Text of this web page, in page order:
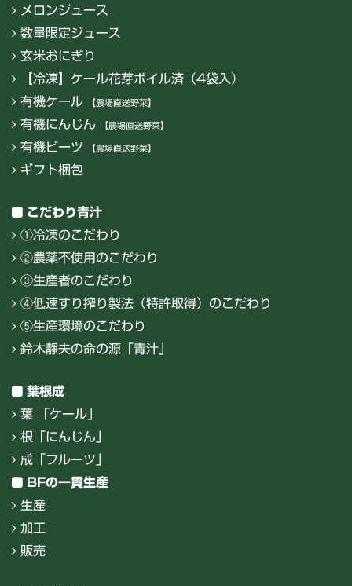
メロンジュース
数量限定ジュース
玄米おにぎり
【冷凍】ケール花芽ボイル済（4袋入）
有機ケール
【農場直送野菜】
有機にんじん 【農場直送野菜】
有機ビーツ 【農場直送野菜】
ギフト梱包
こだわり青汁
①冷凍のこだわり
②農薬不使用のこだわり
③生産者のこだわり
④低速すり搾り製法（特許取得）のこだわり
⑤生産環境のこだわり
鈴木靜夫の命の源「青汁」
葉根成
葉 「ケール」
根「にんじん」
成「フルーツ」
BFの一貫生産
生産
加工
販売